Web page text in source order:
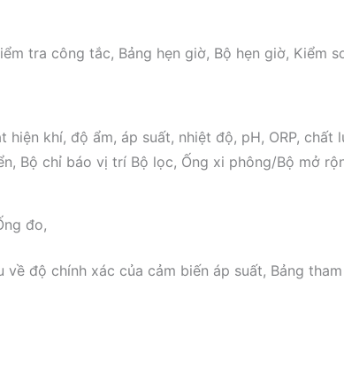
tra công tắc, Bảng hẹn giờ, Bộ hẹn giờ,
khí, độ ẩm, áp suất, nhiệt độ, pH, ORP,
Bộ chỉ báo vị trí Bộ lọc, Ống xi phông/Bộ mở
đo,
độ chính xác của cảm biến áp suất, Bảng